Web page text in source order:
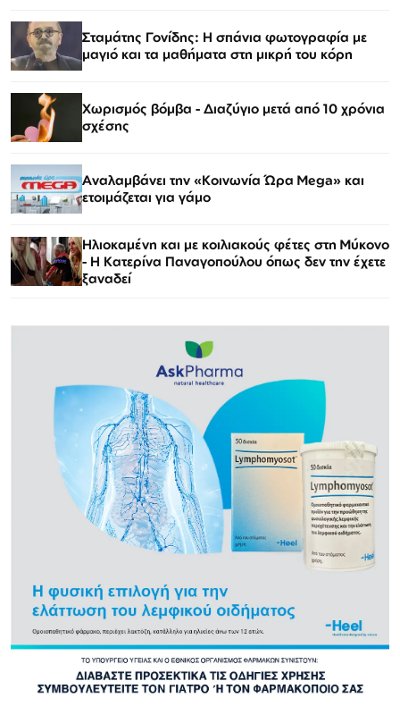
Σταμάτης Γονίδης: Η σπάνια φωτογραφία με
μαγιό και τα μαθήματα στη μικρή του κόρη
Χωρισμός βόμβα - Διαζύγιο μετά από 10 χρόνια
σχέσης
Αναλαμβάνει την «Κοινωνία Ώρα Mega» και
ετοιμάζεται για γάμο
Ηλιοκαμένη και με κοιλιακούς φέτες στη Μύκονο
- Η Κατερίνα Παναγοπούλου όπως δεν την έχετε
ξαναδεί